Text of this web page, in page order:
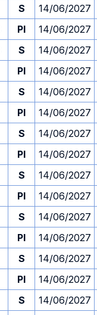
S 14/06/2027
PI 14/06/2027
S 14/06/2027
PI 14/06/2027
S 14/06/2027
PI 14/06/2027
S 14/06/2027
PI 14/06/2027
S 14/06/2027
PI 14/06/2027
S 14/06/2027
PI 14/06/2027
S 14/06/2027
PI 14/06/2027
S 14/06/2027